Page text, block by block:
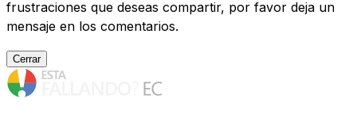
frustraciones que deseas compartir, por favor deja un
mensaje en los comentarios.
Cerrar